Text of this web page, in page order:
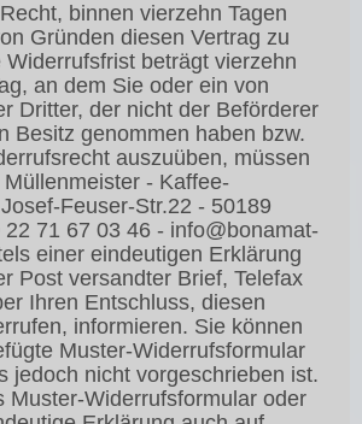
binnen vierzehn Tagen
Gründen diesen Vertrag zu
beträgt vierzehn
an dem Sie oder ein von
Dritter, der nicht der Beförderer
Besitz genommen haben bzw.
auszuüben, müssen
- Kaffee-
Feuser-Str.22 - 50189
22 71 67 03 46 - info@bonamat-
einer eindeutigen Erklärung
Post versandter Brief, Telefax
Ihren Entschluss, diesen
informieren. Sie können
Muster-Widerrufsformular
jedoch nicht vorgeschrieben ist.
Muster-Widerrufsformular oder